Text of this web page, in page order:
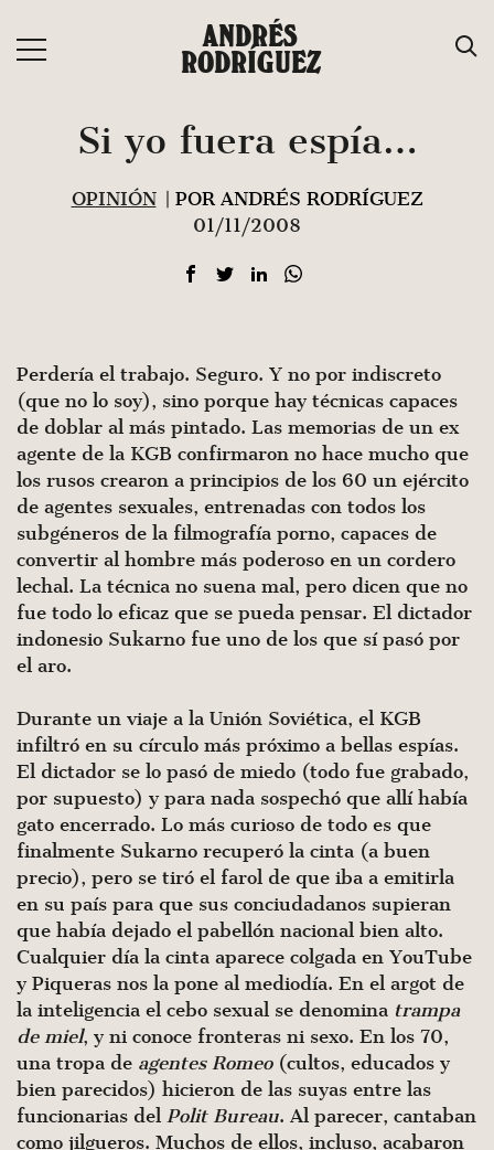
contenido
ANDRÉS
RODRÍGUEZ
Si yo fuera espía…
OPINIÓN
| POR ANDRÉS RODRÍGUEZ
01/11/2008
Perdería el trabajo. Seguro. Y no por indiscreto
(que no lo soy), sino porque hay técnicas capaces
de doblar al más pintado. Las memorias de un ex
agente de la KGB confirmaron no hace mucho que
los rusos crearon a principios de los 60 un ejército
de agentes sexuales, entrenadas con todos los
subgéneros de la filmografía porno, capaces de
convertir al hombre más poderoso en un cordero
lechal. La técnica no suena mal, pero dicen que no
fue todo lo eficaz que se pueda pensar. El dictador
indonesio Sukarno fue uno de los que sí pasó por
el aro.
Durante un viaje a la Unión Soviética, el KGB
infiltró en su círculo más próximo a bellas espías.
El dictador se lo pasó de miedo (todo fue grabado,
por supuesto) y para nada sospechó que allí había
gato encerrado. Lo más curioso de todo es que
finalmente Sukarno recuperó la cinta (a buen
precio), pero se tiró el farol de que iba a emitirla
en su país para que sus conciudadanos supieran
que había dejado el pabellón nacional bien alto.
Cualquier día la cinta aparece colgada en YouTube
y Piqueras nos la pone al mediodía. En el argot de
la inteligencia el cebo sexual se denomina trampa
de miel, y ni conoce fronteras ni sexo. En los 70,
una tropa de agentes Romeo (cultos, educados y
bien parecidos) hicieron de las suyas entre las
funcionarias del Polit Bureau. Al parecer, cantaban
como jilgueros. Muchos de ellos, incluso, acabaron